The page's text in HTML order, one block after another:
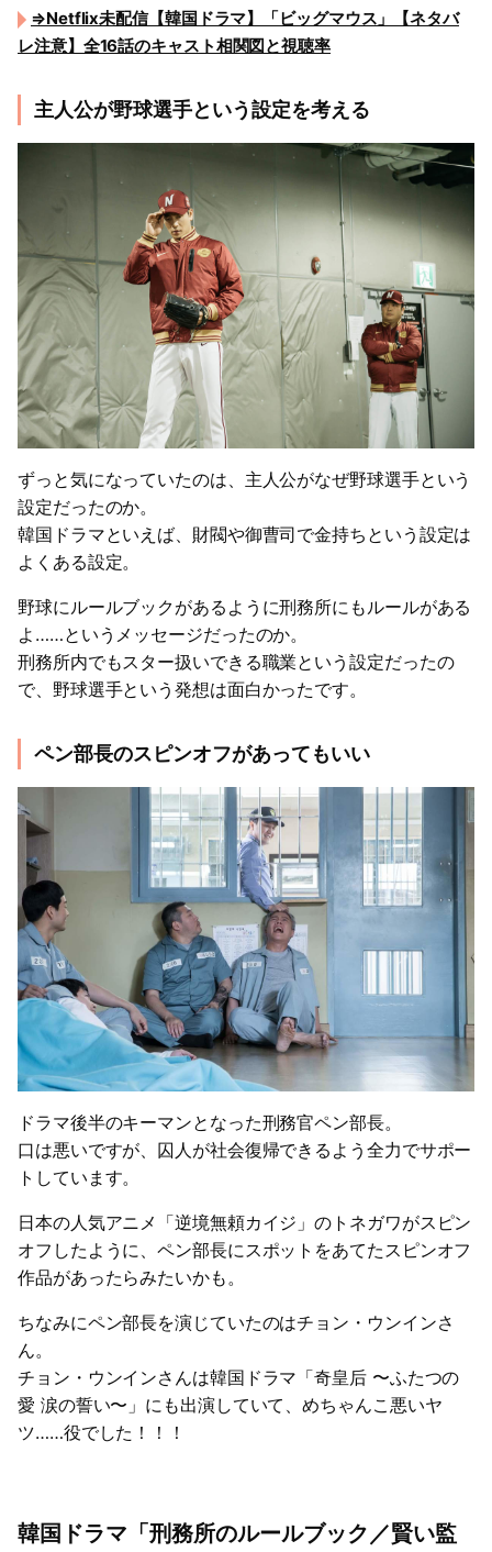
⇒Netflix未配信【韓国ドラマ】「ビッグマウス」【ネタバ
レ注意】全16話のキャスト相関図と視聴率
主人公が野球選手という設定を考える
ずっと気になっていたのは、主人公がなぜ野球選手という
設定だったのか。
韓国ドラマといえば、財閥や御曹司で金持ちという設定は
よくある設定。
野球にルールブックがあるように刑務所にもルールがある
よ……というメッセージだったのか。
刑務所内でもスター扱いできる職業という設定だったの
で、野球選手という発想は面白かったです。
ペン部長のスピンオフがあってもいい
ドラマ後半のキーマンとなった刑務官ペン部長。
口は悪いですが、囚人が社会復帰できるよう全力でサポー
トしています。
日本の人気アニメ「逆境無頼カイジ」のトネガワがスピン
オフしたように、ペン部長にスポットをあてたスピンオフ
作品があったらみたいかも。
ちなみにペン部長を演じていたのはチョン・ウンインさ
ん。
チョン・ウンインさんは韓国ドラマ「奇皇后 〜ふたつの
愛 涙の誓い〜」にも出演していて、めちゃんこ悪いヤ
ツ……役でした！！！
韓国ドラマ「刑務所のルールブック／賢い監